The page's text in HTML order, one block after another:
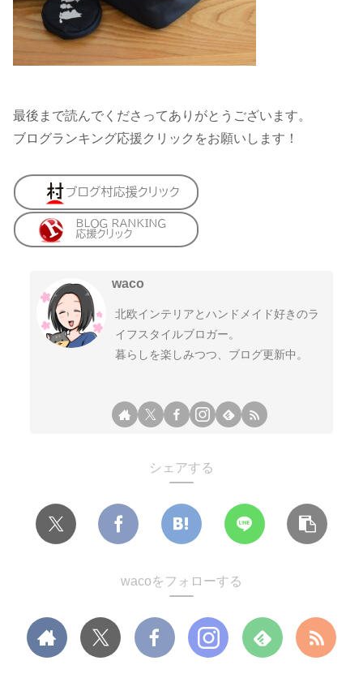
最後まで読んでくださってありがとうございます。
ブログランキング応援クリックをお願いします！
waco
北欧インテリアとハンドメイド好きのラ
イフスタイルブロガー。
暮らしを楽しみつつ、ブログ更新中。
シェアする
wacoをフォローする